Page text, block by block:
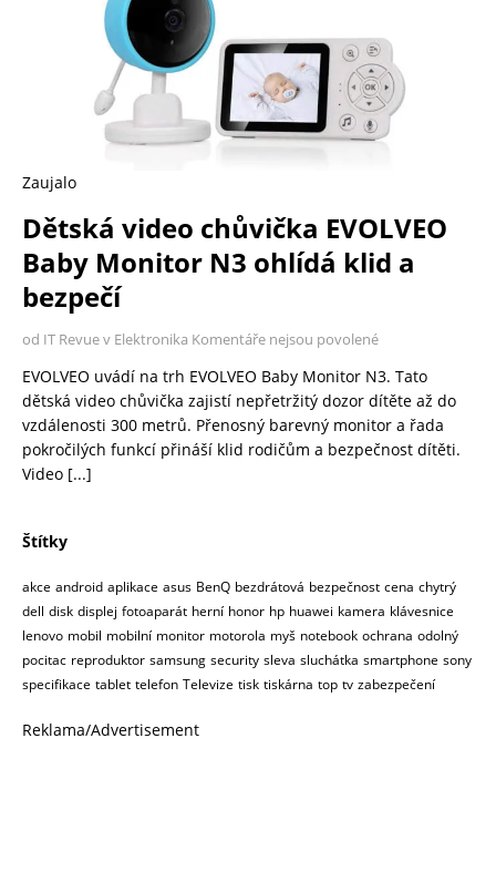
Zaujalo
Dětská video chůvička EVOLVEO
Baby Monitor N3 ohlídá klid a
bezpečí
od IT Revue v Elektronika Komentáře nejsou povolené
EVOLVEO uvádí na trh EVOLVEO Baby Monitor N3. Tato
dětská video chůvička zajistí nepřetržitý dozor dítěte až do
vzdálenosti 300 metrů. Přenosný barevný monitor a řada
pokročilých funkcí přináší klid rodičům a bezpečnost dítěti.
Video [...]
Štítky
akce android aplikace asus BenQ bezdrátová bezpečnost cena chytrý
dell disk displej fotoaparát herní honor hp huawei kamera klávesnice
lenovo mobil mobilní monitor motorola myš notebook ochrana odolný
pocitac reproduktor samsung security sleva sluchátka smartphone sony
specifikace tablet telefon Televize tisk tiskárna top tv zabezpečení
Reklama/Advertisement